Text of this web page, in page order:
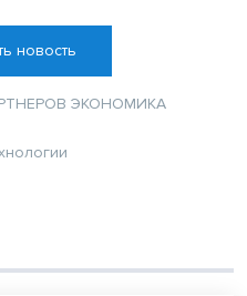
новость
ЭКОНОМИКА